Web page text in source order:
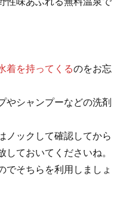
着を持ってくるのをお忘
やシャンプーなどの洗剤
ノックして確認してから
ておいてくださいね。
でそちらを利用しましょ